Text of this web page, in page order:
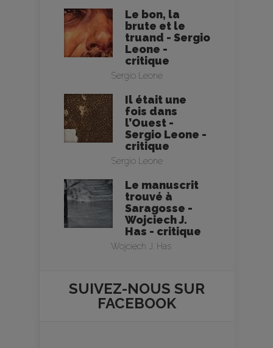
Le bon, la
brute et le
truand - Sergio
Leone -
critique
Sergio Leone
Il était une
fois dans
l’Ouest -
Sergio Leone -
critique
Sergio Leone
Le manuscrit
trouvé à
Saragosse -
Wojciech J.
Has - critique
Wojciech J. Has
SUIVEZ-NOUS SUR
FACEBOOK